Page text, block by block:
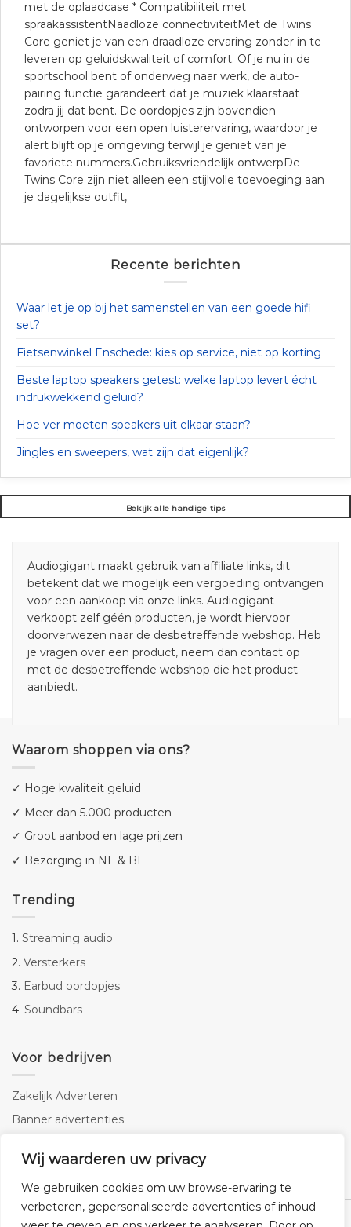
Wij waarderen uw privacy
We gebruiken cookies om uw browse-ervaring te
verbeteren, gepersonaliseerde advertenties of inhoud
met de oplaadcase * Compatibiliteit met
spraakassistentNaadloze connectiviteitMet de Twins
Core geniet je van een draadloze ervaring zonder in te
leveren op geluidskwaliteit of comfort. Of je nu in de
sportschool bent of onderweg naar werk, de auto-
pairing functie garandeert dat je muziek klaarstaat
zodra jij dat bent. De oordopjes zijn bovendien
ontworpen voor een open luisterervaring, waardoor je
alert blijft op je omgeving terwijl je geniet van je
favoriete nummers.Gebruiksvriendelijk ontwerpDe
Twins Core zijn niet alleen een stijlvolle toevoeging aan
je dagelijkse outfit,
Recente berichten
Waar let je op bij het samenstellen van een goede hifi
set?
Fietsenwinkel Enschede: kies op service, niet op korting
Beste laptop speakers getest: welke laptop levert écht
indrukwekkend geluid?
Hoe ver moeten speakers uit elkaar staan?
Jingles en sweepers, wat zijn dat eigenlijk?
Bekijk alle handige tips
Audiogigant maakt gebruik van affiliate links, dit
betekent dat we mogelijk een vergoeding ontvangen
voor een aankoop via onze links. Audiogigant
verkoopt zelf géén producten, je wordt hiervoor
doorverwezen naar de desbetreffende webshop. Heb
je vragen over een product, neem dan contact op
met de desbetreffende webshop die het product
aanbiedt.
Waarom shoppen via ons?
✓ Hoge kwaliteit geluid
✓ Meer dan 5.000 producten
✓ Groot aanbod en lage prijzen
✓ Bezorging in NL & BE
Trending
1. Streaming audio
2. Versterkers
3. Earbud oordopjes
4. Soundbars
Voor bedrijven
Zakelijk Adverteren
Banner advertenties
SEO copywriting